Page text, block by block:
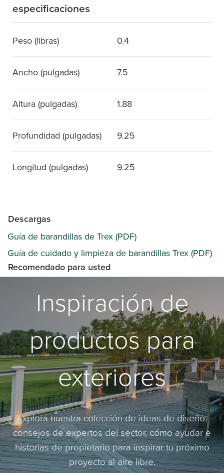
especificaciones
Peso (libras) 0.4
Ancho (pulgadas) 7.5
Altura (pulgadas) 1.88
Profundidad (pulgadas) 9.25
Longitud (pulgadas) 9.25
Descargas
Guía de barandillas de Trex (PDF)
Guía de cuidado y limpieza de barandillas Trex (PDF)
Recomendado para usted
Inspiración de
productos para
exteriores
Explora nuestra colección de ideas de diseño,
consejos de expertos del sector, cómo ayudar e
historias de propietario para inspirar tu próximo
proyecto al aire libre.